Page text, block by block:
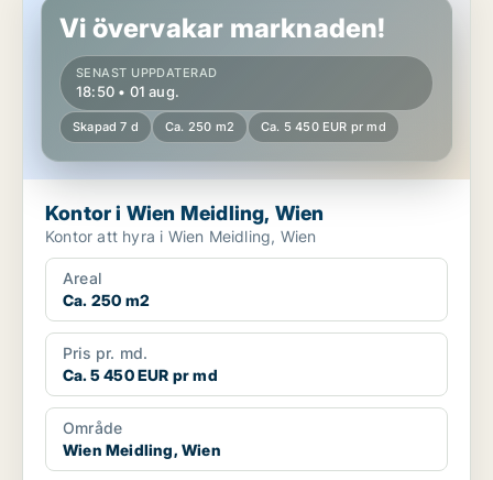
Vi övervakar marknaden!
SENAST UPPDATERAD
18:50 • 01 aug.
Skapad 7 d Ca. 250 m2 Ca. 5 450 EUR pr md
Kontor i Wien Meidling, Wien
Kontor att hyra i Wien Meidling, Wien
Areal
Ca. 250 m2
Pris pr. md.
Ca. 5 450 EUR pr md
Område
Wien Meidling, Wien